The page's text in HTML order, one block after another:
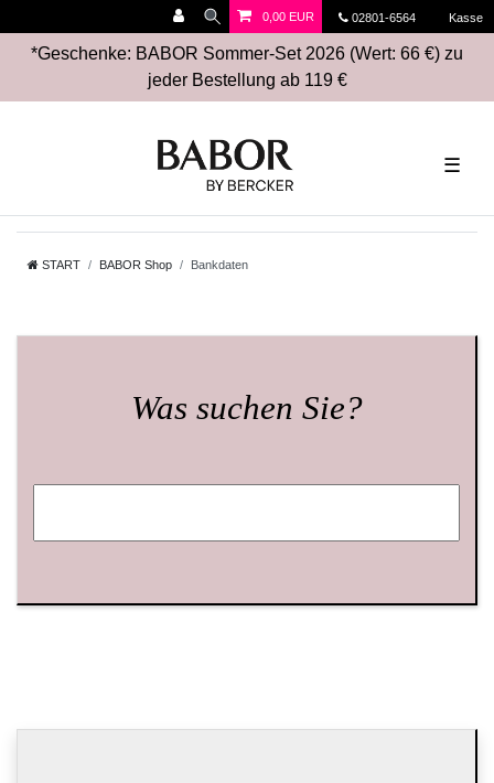
02801-6564 Kasse
0,00 EUR
*Geschenke: BABOR Sommer-Set 2026 (Wert: 66 €) zu
jeder Bestellung ab 119 €
☰
START BABOR Shop Bankdaten
Was suchen Sie?